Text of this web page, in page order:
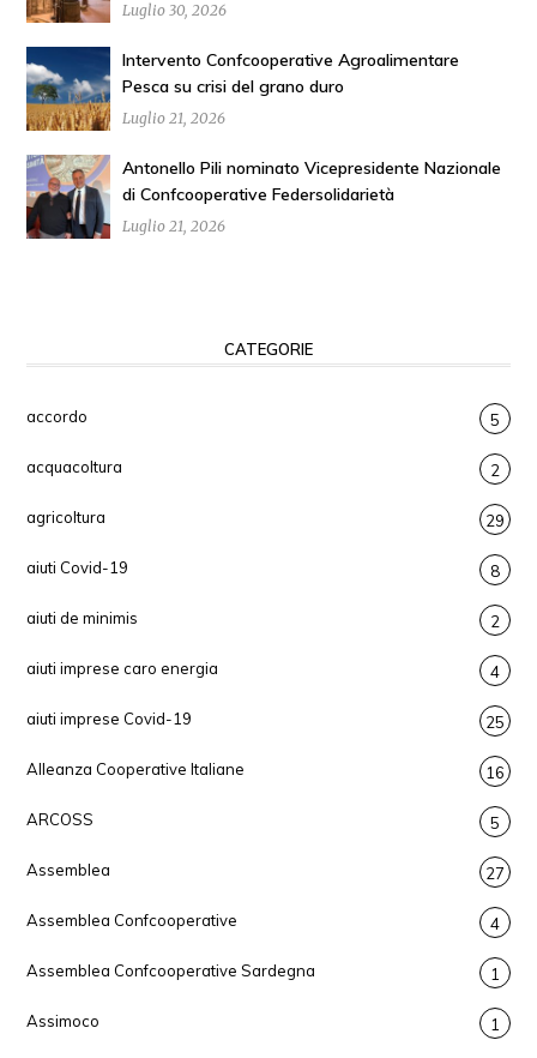
Luglio 30, 2026
Intervento Confcooperative Agroalimentare
Pesca su crisi del grano duro
Luglio 21, 2026
Antonello Pili nominato Vicepresidente Nazionale
di Confcooperative Federsolidarietà
Luglio 21, 2026
CATEGORIE
accordo 5
acquacoltura 2
agricoltura 29
aiuti Covid-19 8
aiuti de minimis 2
aiuti imprese caro energia 4
aiuti imprese Covid-19 25
Alleanza Cooperative Italiane 16
ARCOSS 5
Assemblea 27
Assemblea Confcooperative 4
Assemblea Confcooperative Sardegna 1
Assimoco 1